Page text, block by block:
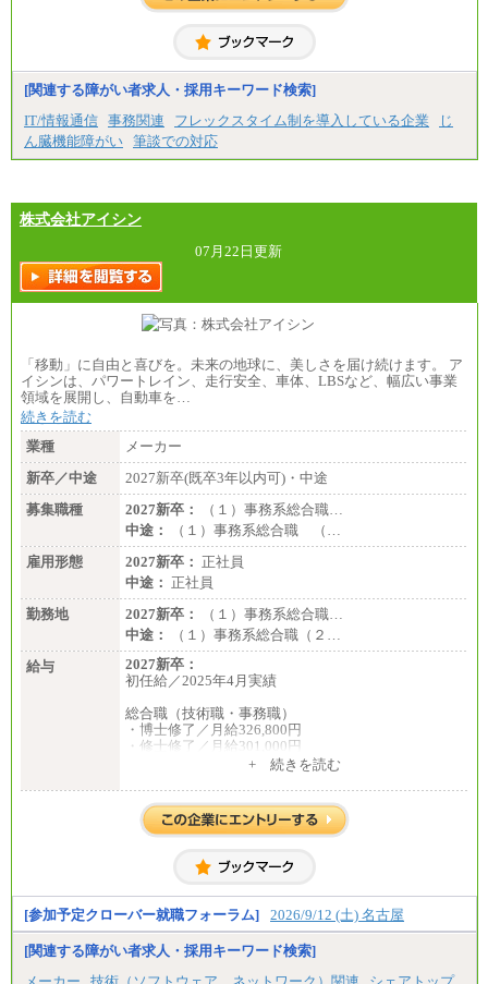
いたします
※自己成長支援金(10,000円）を含む
※別途、Workstyle支援金(月額4,000円）
[関連する障がい者求人・採用キーワード検索]
IT/情報通信 事務関連 フレックスタイム制を導入している企業
じ
ん臓機能障がい 筆談での対応
株式会社アイシン
07月22日更新
「移動」に自由と喜びを。未来の地球に、美しさを届け続けます。 ア
イシンは、パワートレイン、走行安全、車体、LBSなど、幅広い事業
領域を展開し、自動車を…
続きを読む
業種
メーカー
新卒／中途
2027新卒(既卒3年以内可)・中途
募集職種
2027新卒：
（１）事務系総合職…
中途：
（１）事務系総合職 （…
雇用形態
2027新卒： 正社員
中途： 正社員
勤務地
2027新卒：
（１）事務系総合職…
中途：
（１）事務系総合職（２…
給与
2027新卒：
初任給／2025年4月実績
総合職（技術職・事務職）
・博士修了／月給326,800円
・修士修了／月給301,000円
・大学卒／月給282,000円
・高専卒（本科）／月給256,000円
一般事務職
・高専卒（専攻科）／月給206,400円
・高専卒（本科）月給197,800円
・短大卒／月給197,800円
・専門卒（2年）／月給197,800円
※試用期間中も給与に変更はございません。
中途：
+ 続きを読む
[参加予定クローバー就職フォーラム] 2026/9/12 (土) 名古屋
[関連する障がい者求人・採用キーワード検索]